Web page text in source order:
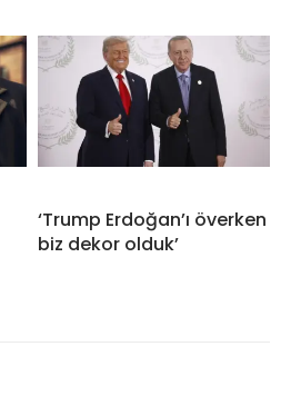
‘Trump Erdoğan’ı överken
biz dekor olduk’